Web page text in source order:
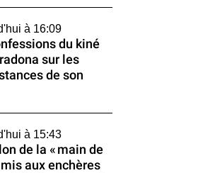
à 16:09
du kiné
sur les
de son
à 15:43
de la « main de
mis aux enchères